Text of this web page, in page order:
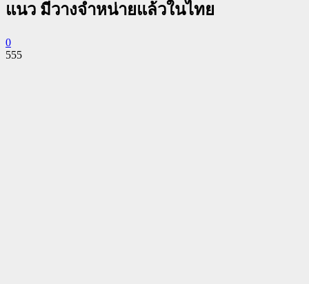
แนว มีวางจำหน่ายแล้วในไทย
0
555